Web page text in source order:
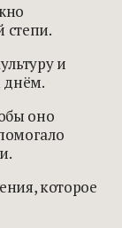
степи.
и
днём.
оно
которое